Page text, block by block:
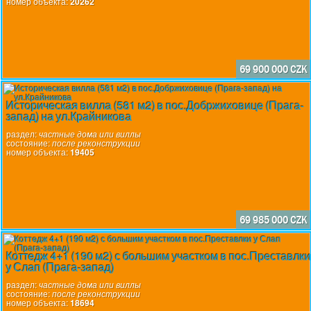
69 900 000 CZK
Историческая вилла (581 м2) в пос.Добржиховице (Прага-
запад) на ул.Крайникова
раздел:частные дома или виллы
состояние:после реконструкции
номер объекта:19405
69 985 000 CZK
Коттедж 4+1 (190 м2) с большим участком в пос.Преставлки
у Слап (Прага-запад)
раздел:частные дома или виллы
состояние:после реконструкции
номер объекта:18694